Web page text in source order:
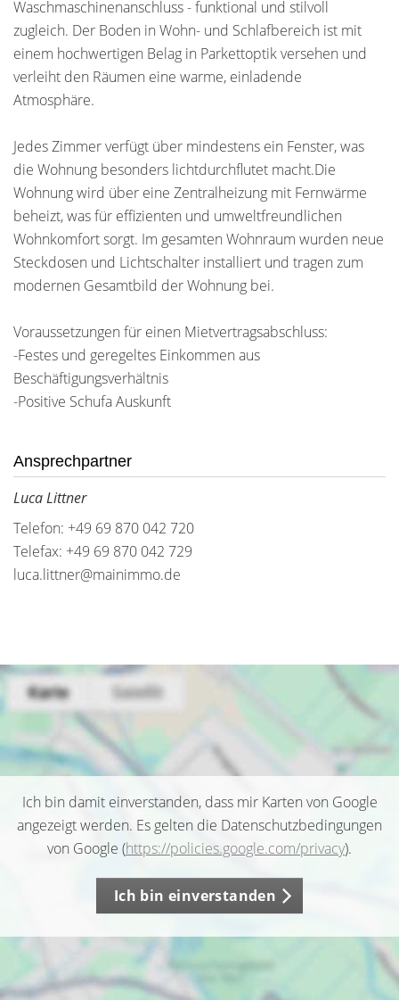
Waschmaschinenanschluss - funktional und stilvoll
zugleich. Der Boden in Wohn- und Schlafbereich ist mit
einem hochwertigen Belag in Parkettoptik versehen und
verleiht den Räumen eine warme, einladende
Atmosphäre.
Jedes Zimmer verfügt über mindestens ein Fenster, was
die Wohnung besonders lichtdurchflutet macht.Die
Wohnung wird über eine Zentralheizung mit Fernwärme
beheizt, was für effizienten und umweltfreundlichen
Wohnkomfort sorgt. Im gesamten Wohnraum wurden neue
Steckdosen und Lichtschalter installiert und tragen zum
modernen Gesamtbild der Wohnung bei.
Voraussetzungen für einen Mietvertragsabschluss:
-Festes und geregeltes Einkommen aus
Beschäftigungsverhältnis
-Positive Schufa Auskunft
Ansprechpartner
Luca Littner
Telefon: +49 69 870 042 720
Telefax: +49 69 870 042 729
luca.littner@mainimmo.de
Ich bin damit einverstanden, dass mir Karten von Google
angezeigt werden. Es gelten die Datenschutzbedingungen
von Google (https://policies.google.com/privacy).
Ich bin einverstanden